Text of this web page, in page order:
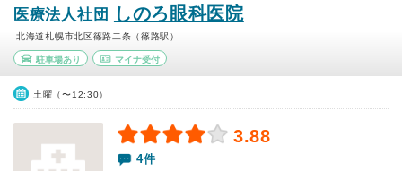
医療法人社団 しのろ眼科医院
北海道札幌市北区篠路二条（篠路駅）
駐車場あり マイナ受付
土曜（〜12:30）
3.88
4件